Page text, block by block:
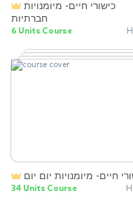
חברתיות
6 Units Course
חיים- מיומנויות יום יום
34 Units Course